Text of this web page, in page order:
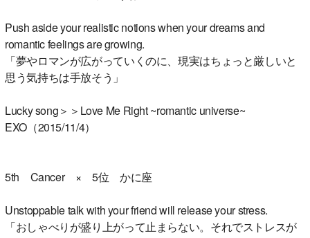
Push aside your realistic notions when your dreams and
romantic feelings are growing.
「夢やロマンが広がっていくのに、現実はちょっと厳しいと
思う気持ちは手放そう」
Lucky song＞＞Love Me Right ~romantic universe~
EXO（2015/11/4）
5th Cancer × 5位 かに座
Unstoppable talk with your friend will release your stress.
「おしゃべりが盛り上がって止まらない。それでストレスが